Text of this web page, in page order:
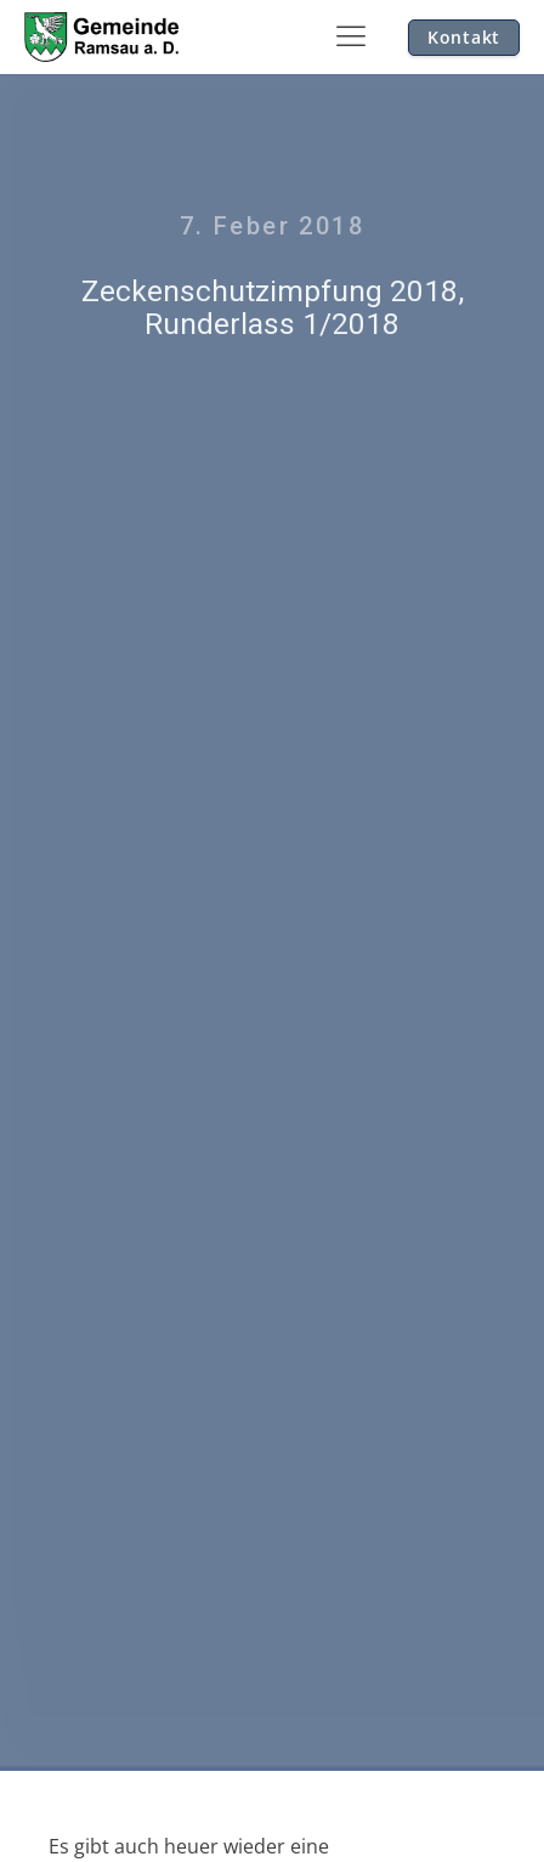
Kontakt
7. Feber 2018
Zeckenschutzimpfung 2018,
Runderlass 1/2018
Es gibt auch heuer wieder eine